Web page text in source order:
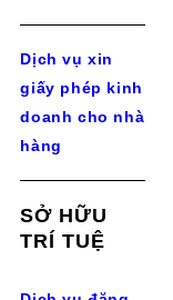
Dịch vụ xin
giấy phép kinh
doanh cho nhà
hàng
SỞ HỮU
TRÍ TUỆ